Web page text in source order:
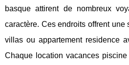
basque attirent de nombreux
caractère. Ces endroits offrent une
villas ou appartement residence
Chaque location vacances